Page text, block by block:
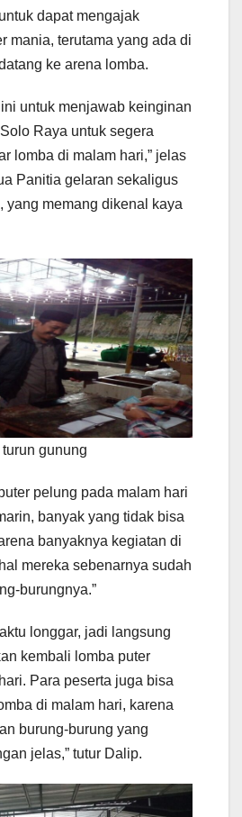
dapat mengajak
mania, terutama yang ada di
ke arena lomba.
untuk menjawab keinginan
Raya untuk segera
lomba di malam hari,” jelas
Panitia gelaran sekaligus
yang memang dikenal kaya
gunung
pelung pada malam hari
banyak yang tidak bisa
banyaknya kegiatan di
mereka sebenarnya sudah
burungnya.”
longgar, jadi langsung
kembali lomba puter
Para peserta juga bisa
di malam hari, karena
burung-burung yang
jelas,” tutur Dalip.